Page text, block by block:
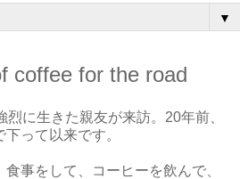
▼
coffee for the road
に生きた親友が来訪。20年前、
って以来です。
事をして、コーヒーを飲んで、